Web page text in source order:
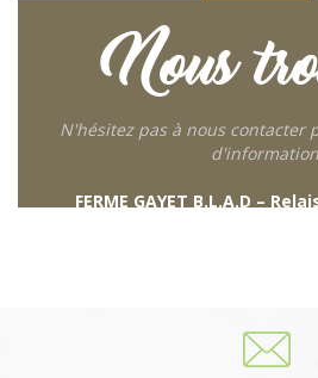
Nous
N'hésitez pas à nous contacter
FERME GAYET B.L.A.D –